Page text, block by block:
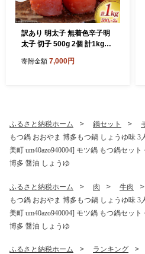
訳あり 明太子 無着色辛子明
太子 切子 500g 2個 計1kg
40beg040001] 辛子明太子
寄附金額 7,000円
ふるさと納税ホーム 鍋セット
もつ鍋 おおやま 博多もつ鍋 しょうゆ味
美町 um40azo940004] モツ鍋 もつ鍋セッ
博多 醤油 しょうゆ
ふるさと納税ホーム 肉
牛肉
もつ鍋 おおやま 博多もつ鍋 しょうゆ味
美町 um40azo940004] モツ鍋 もつ鍋セッ
博多 醤油 しょうゆ
ふるさと納税ホーム ランキング